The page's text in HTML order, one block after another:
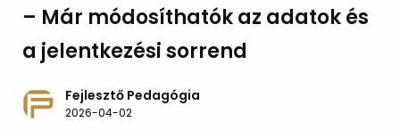
– Már módosíthatók az adatok és
a jelentkezési sorrend
Fejlesztő Pedagógia
2026-04-02